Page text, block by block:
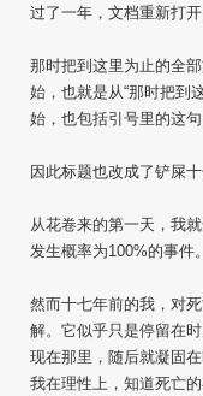
过了一年，文档重新打
那时把到这里为止的全
始，也就是从“那时把到
始，也包括引号里的这
因此标题也改成了铲屎十
从花卷来的第一天，我
发生概率为100%的事件
然而十七年前的我，对
解。它似乎只是停留在
现在那里，随后就凝固
我在理性上，知道死亡